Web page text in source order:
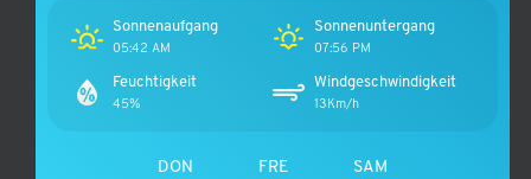
Sonnenaufgang
05:42 AM
Sonnenuntergang
07:56 PM
Feuchtigkeit
45%
Windgeschwindigkeit
13Km/h
DON FRE SAM